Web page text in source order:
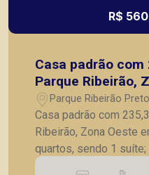
R$
Casa padrão com
Parque Ribeirão,
Ribeirão Preto/SP.
Parque Ribeirão
Casa padrão com
Ribeirão, Zona Oeste
quartos, sendo 1
Cozinha planejada; -